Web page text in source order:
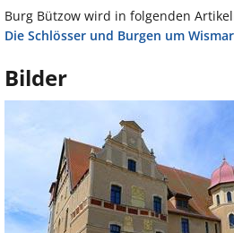
Burg Bützow wird in folgenden
Die Schlösser und Burgen um Wismar
Bilder